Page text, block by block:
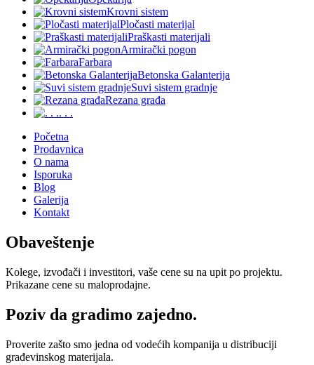
Krovni sistem
Pločasti materijal
Praškasti materijali
Armirački pogon
Farbara
Betonska Galanterija
Suvi sistem gradnje
Rezana građa
. . .
Početna
Prodavnica
O nama
Isporuka
Blog
Galerija
Kontakt
Obaveštenje
Kolege, izvođači i investitori, vaše cene su na upit po projektu.
Prikazane cene su maloprodajne.
Poziv da gradimo zajedno.
Proverite zašto smo jedna od vodećih kompanija u distribuciji
građevinskog materijala.